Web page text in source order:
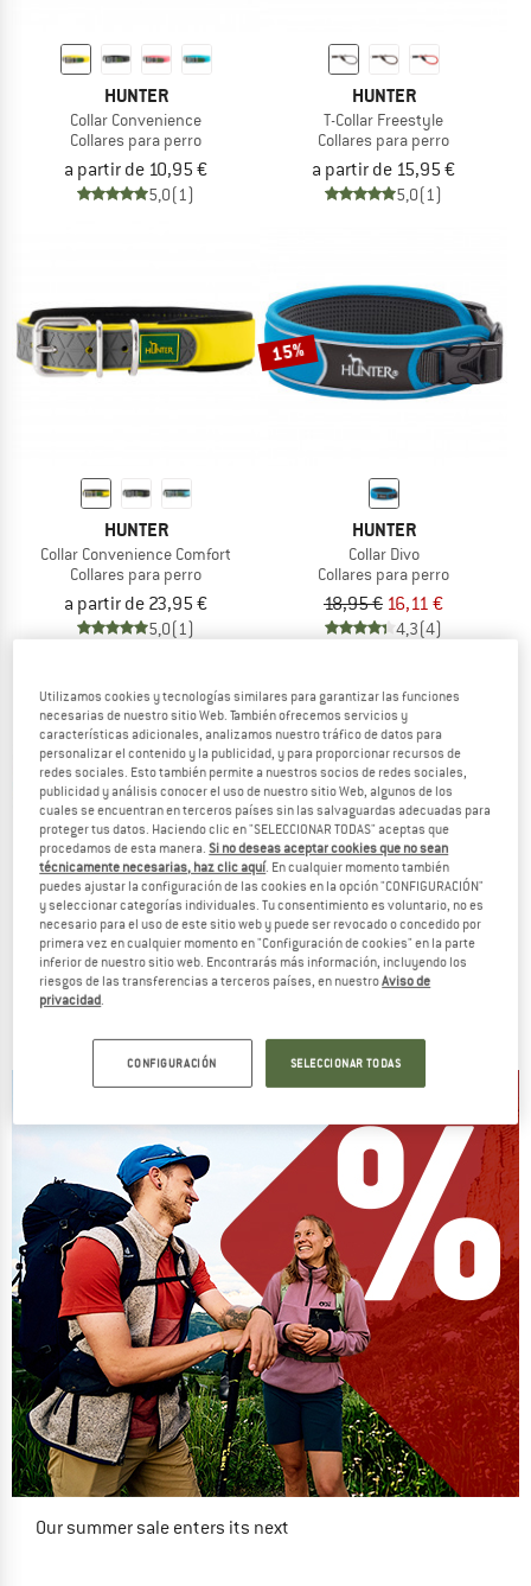
HUNTER
Collar Convenience
Collares para perro
a partir de 10,95 €
5,0(1)
HUNTER
T-Collar Freestyle
Collares para perro
a partir de 15,95 €
5,0(1)
HUNTER
Collar Convenience Comfort
Collares para perro
a partir de 23,95 €
5,0(1)
15%
HUNTER
Collar Divo
Collares para perro
18,95 € 16,11 €
4,3(4)
HUNTER
Halsung Maldon
Collares para perro
a partir de 15,95 €
(0)
HUNTER
Convenience Comfort Collar
a partir de 22,95 €
5,0
Our summer sale enters its next
Utilizamos cookies y tecnologías similares para garantizar las funciones
necesarias de nuestro sitio Web. También ofrecemos servicios y
características adicionales, analizamos nuestro tráfico de datos para
personalizar el contenido y la publicidad, y para proporcionar recursos de
redes sociales. Esto también permite a nuestros socios de redes sociales,
publicidad y análisis conocer el uso de nuestro sitio Web, algunos de los
cuales se encuentran en terceros países sin las salvaguardas adecuadas para
proteger tus datos. Haciendo clic en "SELECCIONAR TODAS" aceptas que
procedamos de esta manera.Si no deseas aceptar cookies que no sean
técnicamente necesarias, haz clic aquí. En cualquier momento también
puedes ajustar la configuración de las cookies en la opción "CONFIGURACIÓN"
y seleccionar categorías individuales. Tu consentimiento es voluntario, no es
necesario para el uso de este sitio web y puede ser revocado o concedido por
primera vez en cualquier momento en "Configuración de cookies" en la parte
inferior de nuestro sitio web. Encontrarás más información, incluyendo los
riesgos de las transferencias a terceros países, en nuestroAviso de
privacidad
CONFIGURACIÓN SELECCIONAR TODAS